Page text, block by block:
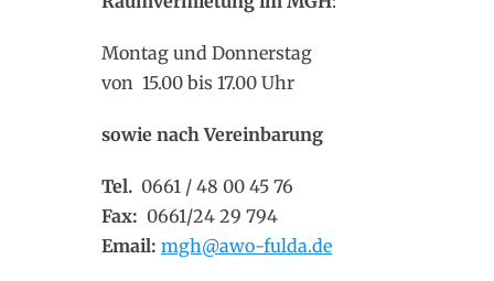
Montag und Donnerstag
von 15.00 bis 17.00 Uhr
sowie nach Vereinbarung
Tel. 0661 / 48 00 45 76
Fax: 0661/24 29 794
Email: mgh@awo-fulda.de